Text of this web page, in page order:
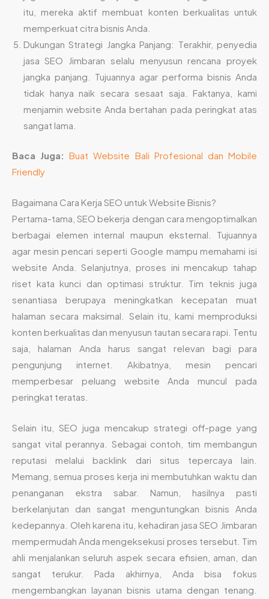
itu, mereka aktif membuat konten berkualitas untuk
memperkuat citra bisnis Anda.
Dukungan Strategi Jangka Panjang: Terakhir, penyedia
jasa SEO Jimbaran selalu menyusun rencana proyek
jangka panjang. Tujuannya agar performa bisnis Anda
tidak hanya naik secara sesaat saja. Faktanya, kami
menjamin website Anda bertahan pada peringkat atas
sangat lama.
Baca Juga: Buat Website Bali Profesional dan Mobile
Friendly
Bagaimana Cara Kerja SEO untuk Website Bisnis?
Pertama-tama, SEO bekerja dengan cara mengoptimalkan
berbagai elemen internal maupun eksternal. Tujuannya
agar mesin pencari seperti Google mampu memahami isi
website Anda. Selanjutnya, proses ini mencakup tahap
riset kata kunci dan optimasi struktur. Tim teknis juga
senantiasa berupaya meningkatkan kecepatan muat
halaman secara maksimal. Selain itu, kami memproduksi
konten berkualitas dan menyusun tautan secara rapi. Tentu
saja, halaman Anda harus sangat relevan bagi para
pengunjung internet. Akibatnya, mesin pencari
memperbesar peluang website Anda muncul pada
peringkat teratas.
Selain itu, SEO juga mencakup strategi off-page yang
sangat vital perannya. Sebagai contoh, tim membangun
reputasi melalui backlink dari situs tepercaya lain.
Memang, semua proses kerja ini membutuhkan waktu dan
penanganan ekstra sabar. Namun, hasilnya pasti
berkelanjutan dan sangat menguntungkan bisnis Anda
kedepannya. Oleh karena itu, kehadiran jasa SEO Jimbaran
mempermudah Anda mengeksekusi proses tersebut. Tim
ahli menjalankan seluruh aspek secara efisien, aman, dan
sangat terukur. Pada akhirnya, Anda bisa fokus
mengembangkan layanan bisnis utama dengan tenang.